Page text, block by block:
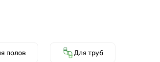
полов Для труб